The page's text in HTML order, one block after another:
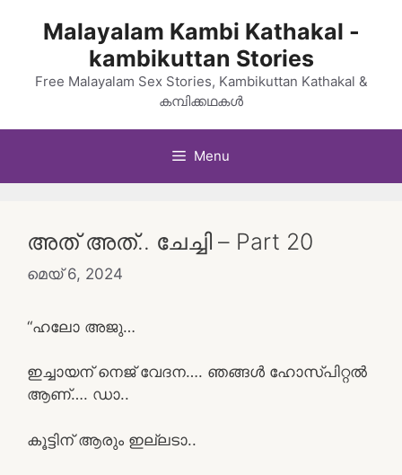
Malayalam Kambi Kathakal -
kambikuttan Stories
Free Malayalam Sex Stories, Kambikuttan Kathakal &
കമ്പിക്കഥകൾ
Menu
അത്‌ അത്.. ചേച്ചി – Part 20
മെയ്‌ 6, 2024
“ഹലോ അജു…
ഇച്ചായന് നെജ് വേദന…. ഞങ്ങൾ ഹോസ്പിറ്റൽ
ആണ്…. ഡാ..
കൂട്ടിന് ആരും ഇല്ലടാ..